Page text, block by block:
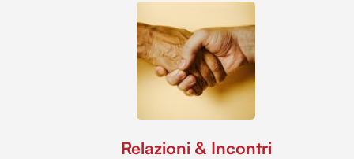
Relazioni & Incontri